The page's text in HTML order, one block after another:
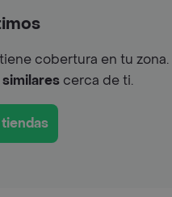
cobertura en tu zona.
cerca de ti.